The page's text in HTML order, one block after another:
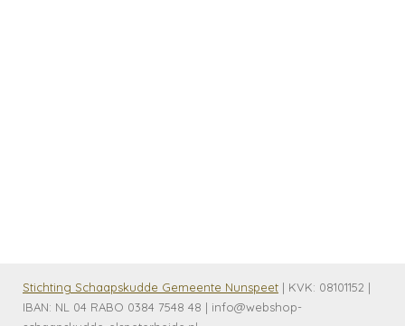
Stichting Schaapskudde Gemeente Nunspeet | KVK: 08101152 |
IBAN: NL 04 RABO 0384 7548 48 | info@webshop-